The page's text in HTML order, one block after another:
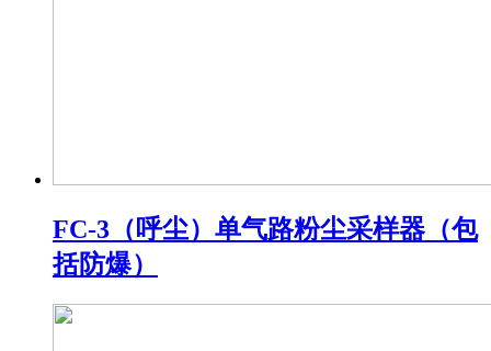
FC-3（呼尘）单气路粉尘采样器（包
括防爆）